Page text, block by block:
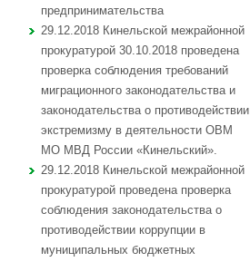
предпринимательства
29.12.2018 Кинельской межрайонной
прокуратурой 30.10.2018 проведена
проверка соблюдения требований
миграционного законодательства и
законодательства о противодействии
экстремизму в деятельности ОВМ
МО МВД России «Кинельский».
29.12.2018 Кинельской межрайонной
прокуратурой проведена проверка
соблюдения законодательства о
противодействии коррупции в
муниципальных бюджетных